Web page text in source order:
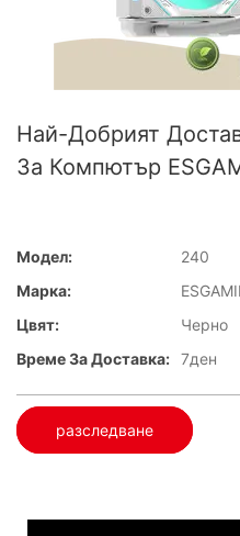
Най-Добрият
За Компютър
Модел:
240
Марка:
Цвят:
Черно
Време За Доставка: 7ден
разследване